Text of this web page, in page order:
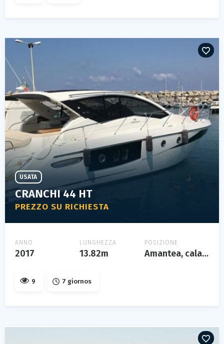
CRANCHI 44 HT
PREZZO SU RICHIESTA
USATA
ANNO
2017
LUNGHEZZA
13.82m
POSIZIONE
Amantea, calabria
9 7 giornos